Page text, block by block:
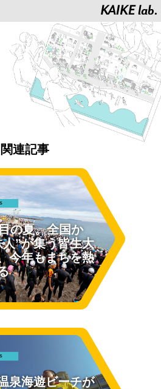
関連記事
の夏。全国か
人”が集う皆生大
今年もまちを熱
泉海遊ビーチが